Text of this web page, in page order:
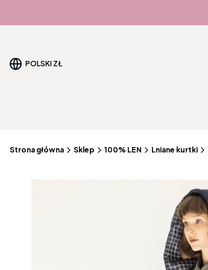
POLSKI ZŁ
Strona główna Sklep 100% LEN Lniane kurtki